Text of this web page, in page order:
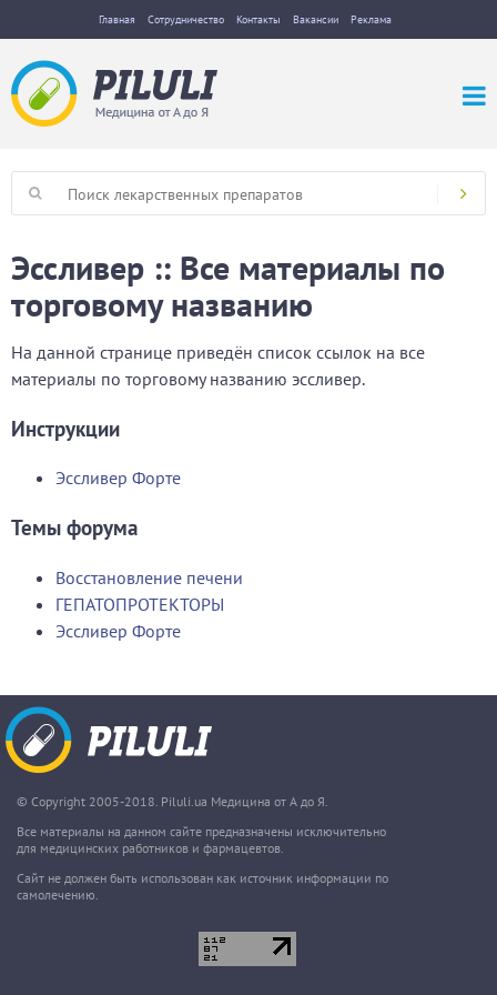
Главная Сотрудничество Контакты Вакансии Реклама
Эссливер :: Все материалы по
торговому названию
На данной странице приведён список ссылок на все
материалы по торговому названию эссливер.
Инструкции
Эссливер Форте
Темы форума
Восстановление печени
ГЕПАТОПРОТЕКТОРЫ
Эссливер Форте
© Copyright 2005-2018. Piluli.ua Медицина от А до Я.
Все материалы на данном сайте предназначены исключительно
для медицинских работников и фармацевтов.
Сайт не должен быть использован как источник информации по
самолечению.